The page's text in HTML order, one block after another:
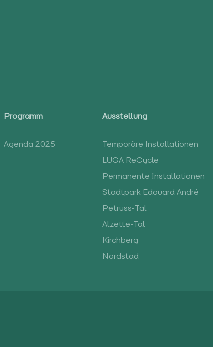
Programm
Agenda 2025
Ausstellung
Temporäre Installationen
LUGA ReCycle
Permanente Installationen
Stadtpark Edouard André
Petruss-Tal
Alzette-Tal
Kirchberg
Nordstad